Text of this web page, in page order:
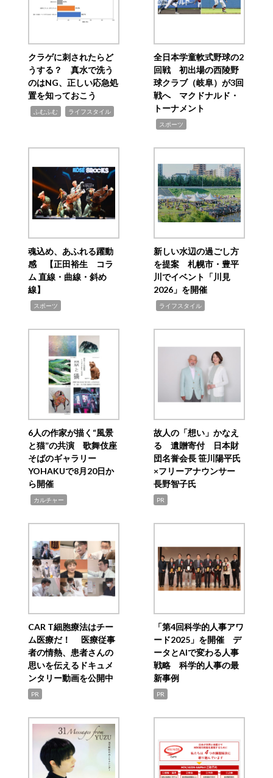
クラゲに刺されたらど
うする？ 真水で洗う
のはNG、正しい応急処
置を知っておこう
ふむふむ ライフスタイル
全日本学童軟式野球の2
回戦 初出場の西陵野
球クラブ（岐阜）が3回
戦へ マクドナルド・
トーナメント
スポーツ
魂込め、あふれる躍動
感 【正田裕生 コラ
ム 直線・曲線・斜め
線】
スポーツ
新しい水辺の過ごし方
を提案 札幌市・豊平
川でイベント「川見
2026」を開催
ライフスタイル
6人の作家が描く“風景
と猫”の共演 歌舞伎座
そばのギャラリー
YOHAKUで8月20日か
ら開催
カルチャー
故人の「想い」かなえ
る 遺贈寄付 日本財
団名誉会長 笹川陽平氏
×フリーアナウンサー
長野智子氏
PR
CAR T細胞療法はチー
ム医療だ！ 医療従事
者の情熱、患者さんの
思いを伝えるドキュメ
ンタリー動画を公開中
PR
「第4回科学的人事アワ
ード2025」を開催 デ
ータとAIで変わる人事
戦略 科学的人事の最
新事例
PR